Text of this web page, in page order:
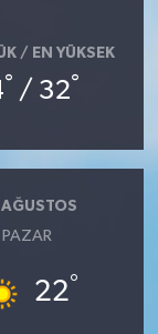
/ EN YÜKSEK
° / 32°
PAZAR
22°